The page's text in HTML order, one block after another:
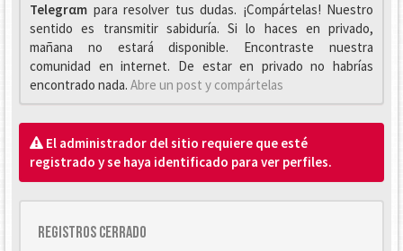
Telegrαm para resolver tus dudas. ¡Compártelas! Nuestro
sentido es transmitir sabiduría. Si lo haces en privado,
mañana no estará disponible. Encontraste nuestra
comunidad en internet. De estar en privado no habrías
encontrado nada. Abre un post y compártelas
El administrador del sitio requiere que esté
registrado y se haya identificado para ver perfiles.
Registros cerrado